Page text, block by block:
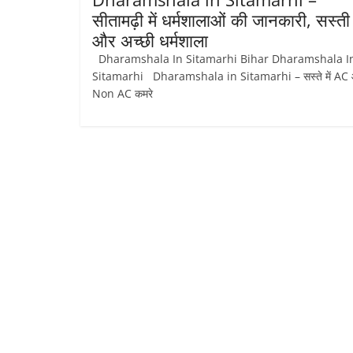
सीतामढ़ी में धर्मशालाओं की जानकारी, सस्ती
और अच्छी धर्मशाला
Dharamshala In Sitamarhi Bihar Dharamshala
Sitamarhi Dharamshala in Sitamarhi – सस्ते में AC
Non AC कमरे